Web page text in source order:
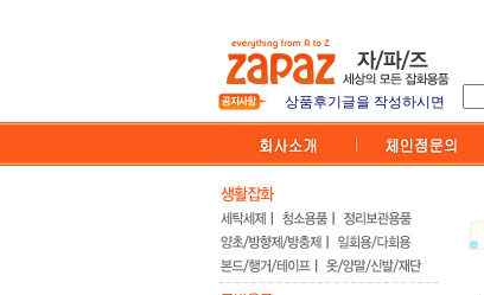
5만원이상 무료배송 및 전
상품후기글을 작성하시면
디자인 소품 - 직접 만든
가입시 포인트2000점